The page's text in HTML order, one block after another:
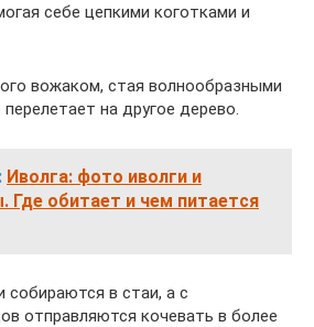
себе цепкими коготками и
вожаком, стая волнообразными
на другое дерево.
Иволга: фото иволги и
Где обитает и чем питается
собираются в стаи, а с
отправляются кочевать в более